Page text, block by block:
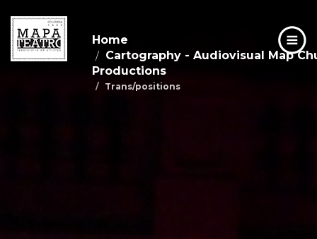
Home
Cartography - Audiovisual Map
Productions
Trans/positions